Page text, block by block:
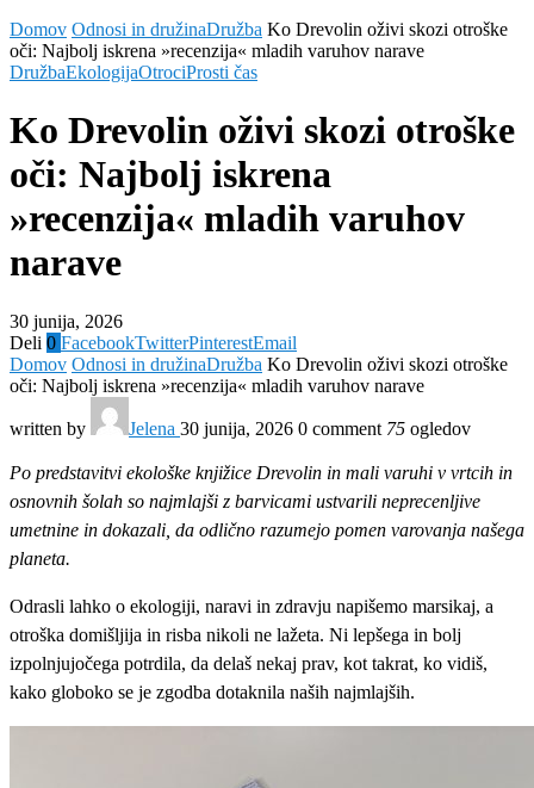
Domov Odnosi in družinaDružba Ko Drevolin oživi skozi otroške
oči: Najbolj iskrena »recenzija« mladih varuhov narave
DružbaEkologijaOtrociProsti čas
Ko Drevolin oživi skozi otroške
oči: Najbolj iskrena
»recenzija« mladih varuhov
narave
30 junija, 2026
Deli 0 FacebookTwitterPinterestEmail
Domov Odnosi in družinaDružba Ko Drevolin oživi skozi otroške
oči: Najbolj iskrena »recenzija« mladih varuhov narave
written by Jelena 30 junija, 2026 0 comment 75 ogledov
Po predstavitvi ekološke knjižice Drevolin in mali varuhi v vrtcih in
osnovnih šolah so najmlajši z barvicami ustvarili neprecenljive
umetnine in dokazali, da odlično razumejo pomen varovanja našega
planeta.
Odrasli lahko o ekologiji, naravi in zdravju napišemo marsikaj, a
otroška domišljija in risba nikoli ne lažeta. Ni lepšega in bolj
izpolnjujočega potrdila, da delaš nekaj prav, kot takrat, ko vidiš,
kako globoko se je zgodba dotaknila naših najmlajših.